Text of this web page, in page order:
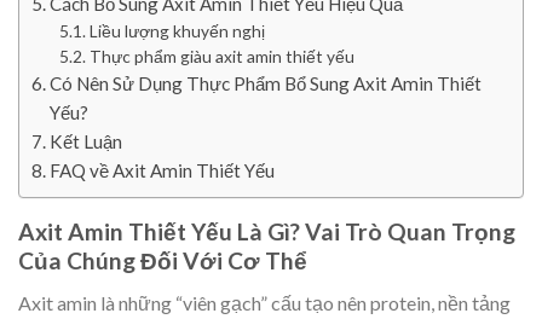
Liều lượng khuyến nghị
Thực phẩm giàu axit amin thiết yếu
Có Nên Sử Dụng Thực Phẩm Bổ Sung Axit Amin Thiết
Yếu?
Kết Luận
FAQ về Axit Amin Thiết Yếu
Axit Amin Thiết Yếu Là Gì? Vai Trò Quan Trọng
Của Chúng Đối Với Cơ Thể
Axit amin là những “viên gạch” cấu tạo nên protein, nền tảng